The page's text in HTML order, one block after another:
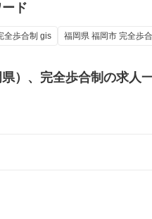
ド
全歩合制 gis 福岡県 福岡市 完全歩
）、完全歩合制の求人